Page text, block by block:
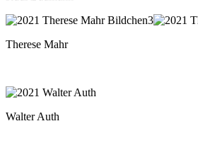
Therese Mahr
Walter Auth